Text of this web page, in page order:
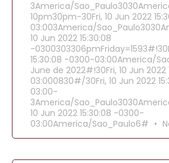
3America/
10pm30pm-30Fri, 10 Jun 2022
03:003America/
10 Jun 2022 15:30:08
-
15:30:08 -0300-03:00America/
June de 2022#!30Fri, 10 Jun
03:000830#/30Fri, 10 Jun 2022
03:00-
3America/
10 Jun 2022 15:30:08 -0300-
03:00America/Sao_Paulo6#